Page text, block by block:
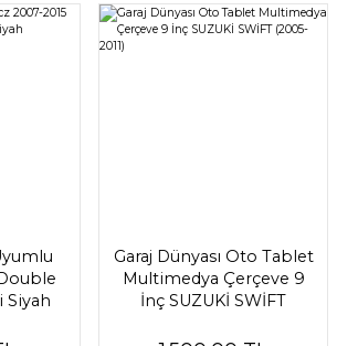
Siyah
Garaj Dünyası Oto Tablet
Multimedya Çerçeve 9
İnç SUZUKİ SWİFT